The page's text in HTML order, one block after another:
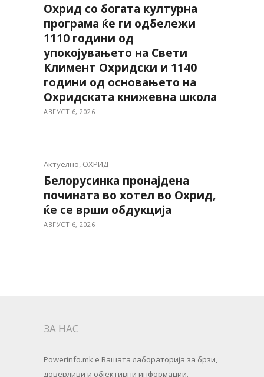
Охрид со богата културна
програма ќе ги одбележи
1110 години од
упокојувањето на Свети
Климент Охридски и 1140
години од основањето на
Охридската книжевна школа
АВГУСТ 6, 2026
Актуелно ОХРИД
Белорусинка пронајдена
почината во хотел во Охрид,
ќе се врши обдукција
АВГУСТ 6, 2026
ЗА НАС
Powerinfo.mk e Вашата лабораторија за брзи,
доверливи и објективни информации.